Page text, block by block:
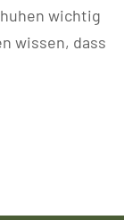
wichtig
wissen, dass